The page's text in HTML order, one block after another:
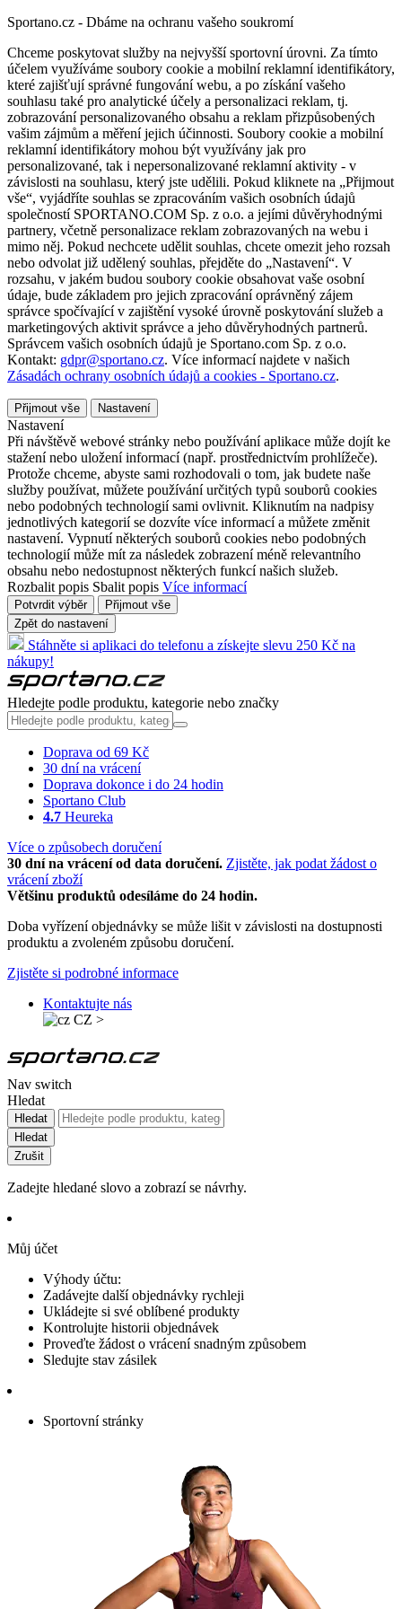
Sportano.cz - Dbáme na ochranu vašeho soukromí
Chceme poskytovat služby na nejvyšší sportovní úrovni. Za tímto
účelem využíváme soubory cookie a mobilní reklamní identifikátory,
které zajišťují správné fungování webu, a po získání vašeho
souhlasu také pro analytické účely a personalizaci reklam, tj.
zobrazování personalizovaného obsahu a reklam přizpůsobených
vašim zájmům a měření jejich účinnosti. Soubory cookie a mobilní
reklamní identifikátory mohou být využívány jak pro
personalizované, tak i nepersonalizované reklamní aktivity - v
závislosti na souhlasu, který jste udělili. Pokud kliknete na „Přijmout
vše“, vyjádříte souhlas se zpracováním vašich osobních údajů
společností SPORTANO.COM Sp. z o.o. a jejími důvěryhodnými
partnery, včetně personalizace reklam zobrazovaných na webu i
mimo něj. Pokud nechcete udělit souhlas, chcete omezit jeho rozsah
nebo odvolat již udělený souhlas, přejděte do „Nastavení“. V
rozsahu, v jakém budou soubory cookie obsahovat vaše osobní
údaje, bude základem pro jejich zpracování oprávněný zájem
správce spočívající v zajištění vysoké úrovně poskytování služeb a
marketingových aktivit správce a jeho důvěryhodných partnerů.
Správcem vašich osobních údajů je Sportano.com Sp. z o.o.
Kontakt: gdpr@sportano.cz. Více informací najdete v našich
Zásadách ochrany osobních údajů a cookies - Sportano.cz.
Přijmout vše Nastavení
Nastavení
Při návštěvě webové stránky nebo používání aplikace může dojít ke
stažení nebo uložení informací (např. prostřednictvím prohlížeče).
Protože chceme, abyste sami rozhodovali o tom, jak budete naše
služby používat, můžete používání určitých typů souborů cookies
nebo podobných technologií sami ovlivnit. Kliknutím na nadpisy
jednotlivých kategorií se dozvíte více informací a můžete změnit
nastavení. Vypnutí některých souborů cookies nebo podobných
technologií může mít za následek zobrazení méně relevantního
obsahu nebo nedostupnost některých funkcí našich služeb.
Rozbalit popis Sbalit popis Více informací
Potvrdit výběr
Přijmout vše
Zpět do nastavení
Stáhněte si aplikaci do telefonu a získejte slevu 250 Kč na
nákupy!
Hledejte podle produktu, kategorie nebo značky
Doprava od 69 Kč
30 dní na vrácení
Doprava dokonce i do 24 hodin
Sportano Club
4.7 Heureka
Více o způsobech doručení
30 dní na vrácení od data doručení. Zjistěte, jak podat žádost o
vrácení zboží
Většinu produktů odesíláme do 24 hodin.
Doba vyřízení objednávky se může lišit v závislosti na dostupnosti
produktu a zvoleném způsobu doručení.
Zjistěte si podrobné informace
Kontaktujte nás
CZ >
Nav switch
Hledat
Hledat
Hledat
Zrušit
Zadejte hledané slovo a zobrazí se návrhy.
Můj účet
Výhody účtu:
Zadávejte další objednávky rychleji
Ukládejte si své oblíbené produkty
Kontrolujte historii objednávek
Proveďte žádost o vrácení snadným způsobem
Sledujte stav zásilek
Sportovní stránky